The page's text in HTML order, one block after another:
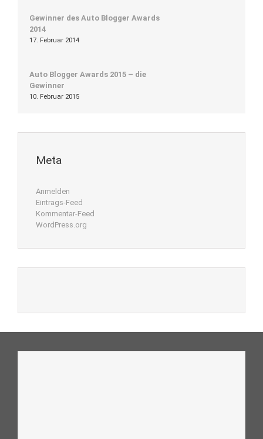
Gewinner des Auto Blogger Awards
2014
17. Februar 2014
Auto Blogger Awards 2015 – die
Gewinner
10. Februar 2015
Meta
Anmelden
Eintrags-Feed
Kommentar-Feed
WordPress.org